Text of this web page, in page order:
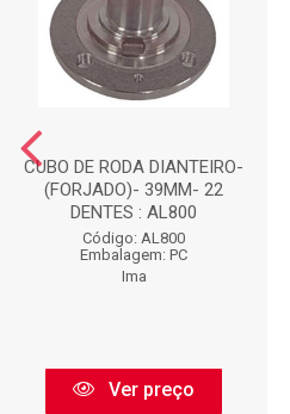
CUBO DE RODA DIANTEIRO-
(FORJADO)- 39MM- 22
DENTES : AL800
Código: AL800
Embalagem: PC
Ima
Ver preço